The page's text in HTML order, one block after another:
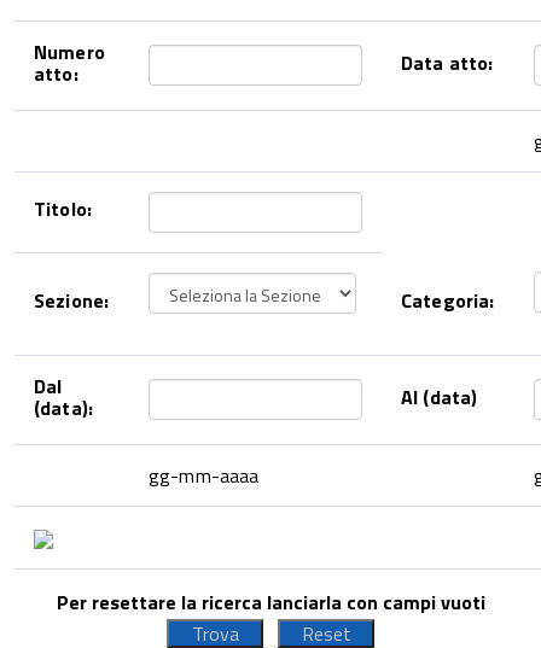
Numero
atto: Data atto:
Titolo:
Sezione: Categoria:
Dal
(data): Al (data)
gg-mm-aaaa
Per resettare la ricerca lanciarla con campi vuoti